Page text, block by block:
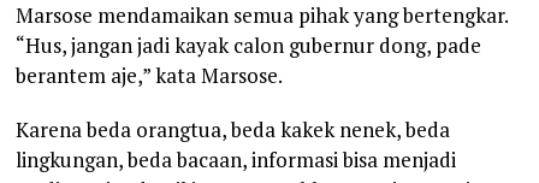
Marsose mendamaikan semua pihak yang bertengkar.
“Hus, jangan jadi kayak calon gubernur dong, pade
berantem aje,” kata Marsose.
Karena beda orangtua, beda kakek nenek, beda
lingkungan, beda bacaan, informasi bisa menjadi